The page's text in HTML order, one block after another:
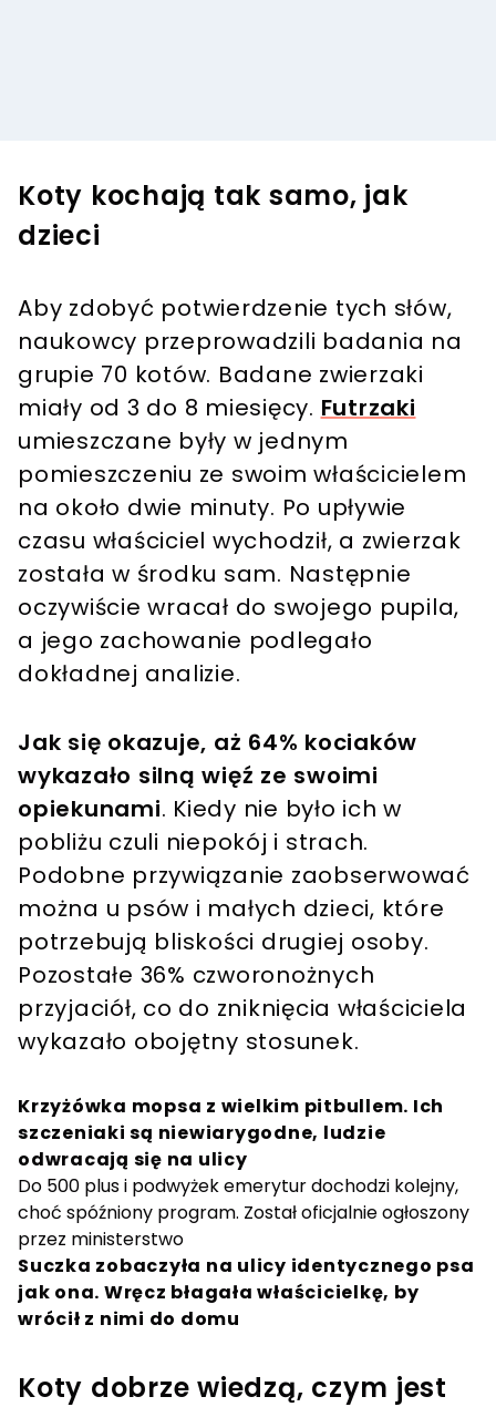
Koty kochają tak samo, jak
dzieci
Aby zdobyć potwierdzenie tych słów,
naukowcy przeprowadzili badania na
grupie 70 kotów. Badane zwierzaki
miały od 3 do 8 miesięcy. Futrzaki
umieszczane były w jednym
pomieszczeniu ze swoim właścicielem
na około dwie minuty. Po upływie
czasu właściciel wychodził, a zwierzak
została w środku sam. Następnie
oczywiście wracał do swojego pupila,
a jego zachowanie podlegało
dokładnej analizie.
Jak się okazuje, aż 64% kociaków
wykazało silną więź ze swoimi
opiekunami. Kiedy nie było ich w
pobliżu czuli niepokój i strach.
Podobne przywiązanie zaobserwować
można u psów i małych dzieci, które
potrzebują bliskości drugiej osoby.
Pozostałe 36% czworonożnych
przyjaciół, co do zniknięcia właściciela
wykazało obojętny stosunek.
Krzyżówka mopsa z wielkim pitbullem. Ich
szczeniaki są niewiarygodne, ludzie
odwracają się na ulicy
Do 500 plus i podwyżek emerytur dochodzi kolejny,
choć spóźniony program. Został oficjalnie ogłoszony
przez ministerstwo
Suczka zobaczyła na ulicy identycznego psa
jak ona. Wręcz błagała właścicielkę, by
wrócił z nimi do domu
Koty dobrze wiedzą, czym jest